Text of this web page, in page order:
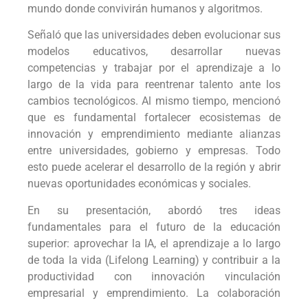
mundo donde convivirán humanos y algoritmos.
Señaló que las universidades deben evolucionar sus
modelos educativos, desarrollar nuevas
competencias y trabajar por el aprendizaje a lo
largo de la vida para reentrenar talento ante los
cambios tecnológicos. Al mismo tiempo, mencionó
que es fundamental fortalecer ecosistemas de
innovación y emprendimiento mediante alianzas
entre universidades, gobierno y empresas. Todo
esto puede acelerar el desarrollo de la región y abrir
nuevas oportunidades económicas y sociales.
En su presentación, abordó tres ideas
fundamentales para el futuro de la educación
superior: aprovechar la IA, el aprendizaje a lo largo
de toda la vida (Lifelong Learning) y contribuir a la
productividad con innovación vinculación
empresarial y emprendimiento. La colaboración